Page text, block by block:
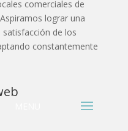
comerciales de
lograr una
de los
constantemente